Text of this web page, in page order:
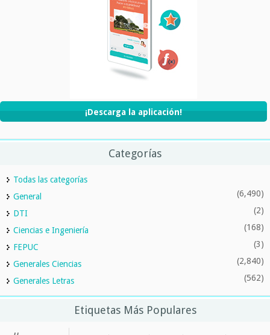
¡Descarga la aplicación!
Categorías
Todas las categorías
General
(6,490)
DTI (2)
Ciencias e Ingeniería (168)
FEPUC (3)
Generales Ciencias (2,840)
Generales Letras (562)
Etiquetas Más Populares